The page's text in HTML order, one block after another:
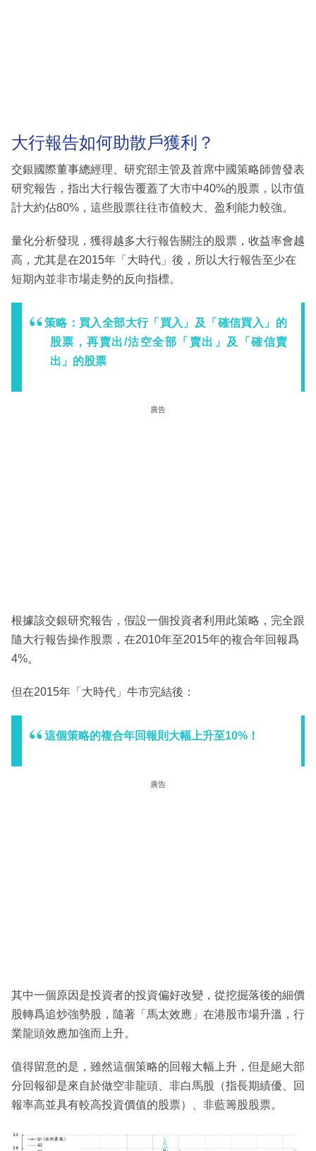
大行報告如何助散戶獲利？
交銀國際董事總經理、研究部主管及首席中國策略師曾發表
研究報告，指出大行報告覆蓋了大市中40%的股票，以市值
計大約佔80%，這些股票往往市值較大、盈利能力較強。
量化分析發現，獲得越多大行報告關注的股票，收益率會越
高，尤其是在2015年「大時代」後，所以大行報告至少在
短期內並非市場走勢的反向指標。
策略：買入全部大行「買入」及「確信買入」的
股票，再賣出/沽空全部「賣出」及「確信賣
出」的股票
廣告
根據該交銀研究報告，假設一個投資者利用此策略，完全跟
隨大行報告操作股票，在2010年至2015年的複合年回報爲
4%。
但在2015年「大時代」牛市完結後：
這個策略的複合年回報則大幅上升至10%！
廣告
其中一個原因是投資者的投資偏好改變，從挖掘落後的細價
股轉爲追炒強勢股，隨著「馬太效應」在港股市場升溫，行
業龍頭效應加強而上升。
值得留意的是，雖然這個策略的回報大幅上升，但是絕大部
分回報卻是來自於做空非龍頭、非白馬股（指長期績優、回
報率高並具有較高投資價值的股票）、非藍籌股股票。